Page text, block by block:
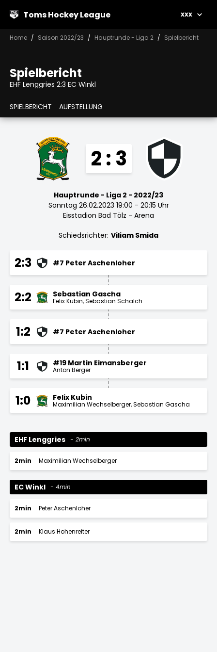
Toms Hockey League xxx
Home Saison 2022/23 Hauptrunde - Liga 2 Spielbericht
Spielbericht
EHF Lenggries 2:3 EC Winkl
SPIELBERICHT AUFSTELLUNG
2 : 3
Hauptrunde - Liga 2 - 2022/23
Sonntag 26.02.2023 19:00 - 20:15 Uhr
Eisstadion Bad Tölz - Arena
Schiedsrichter: Viliam Smida
2:3 #7 Peter Aschenloher
2:2 Sebastian Gascha
Felix Kubin Sebastian Schalch
1:2 #7 Peter Aschenloher
1:1 #19 Martin Eimansberger
Anton Berger
1:0 Felix Kubin
Maximilian Wechselberger Sebastian Gascha
EHF Lenggries 2min
2min Maximilian Wechselberger
EC Winkl 4min
2min Peter Aschenloher
2min Klaus Hohenreiter